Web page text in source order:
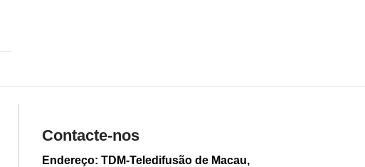
Contacte-nos
Endereço: TDM-Teledifusão de Macau,